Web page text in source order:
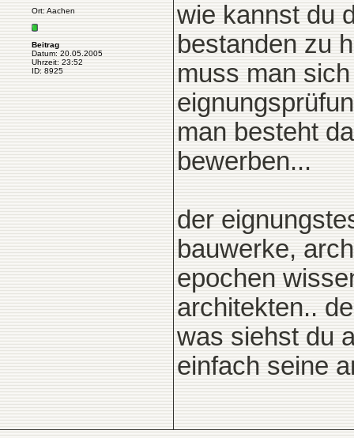
Ort: Aachen
Beitrag
Datum: 20.05.2005
Uhrzeit: 23:52
ID: 8925
wie kannst du
bestanden zu
muss man
man besteht
bewerben...
der
bauwerke,
epochen
architekten..
was siehst du
einfach seine